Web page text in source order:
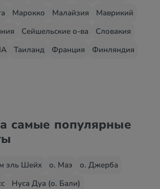
Марокко Малайзия
Маврикий
Сейшельские о-ва
Словакия
Таиланд Франция
Финляндия
самые популярные
эль Шейх о. Маэ
о. Джерба
Нуса Дуа (о. Бали)